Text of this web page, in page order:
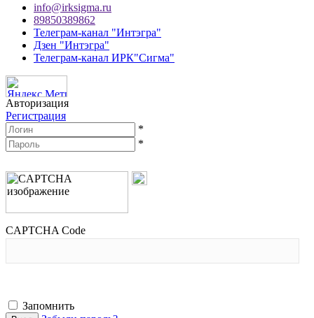
info@irksigma.ru
89850389862
Телеграм-канал "Интэгра"
Дзен "Интэгра"
Телеграм-канал ИРК"Сигма"
Авторизация
Регистрация
*
*
CAPTCHA Code
Запомнить